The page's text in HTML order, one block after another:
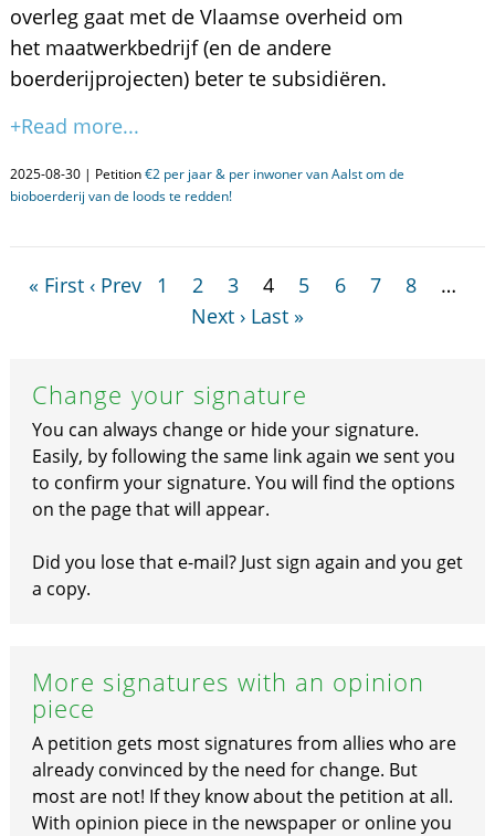
overleg gaat met de Vlaamse overheid om
het maatwerkbedrijf (en de andere
boerderijprojecten) beter te subsidiëren.
+Read more...
2025-08-30 | Petition€2 per jaar & per inwoner van Aalst om de
bioboerderij van de loods te redden!
« First ‹ Prev 1 2 3 4 5 6 7 8
…
Next › Last »
Change your signature
You can always change or hide your signature.
Easily, by following the same link again we sent you
to confirm your signature. You will find the options
on the page that will appear.
Did you lose that e-mail? Just sign again and you get
a copy.
More signatures with an opinion
piece
A petition gets most signatures from allies who are
already convinced by the need for change. But
most are not! If they know about the petition at all.
With opinion piece in the newspaper or online you